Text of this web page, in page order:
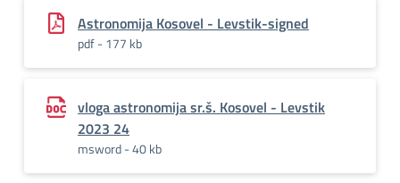
Astronomija Kosovel - Levstik-signed
pdf - 177 kb
vloga astronomija sr.š. Kosovel - Levstik
2023 24
msword - 40 kb